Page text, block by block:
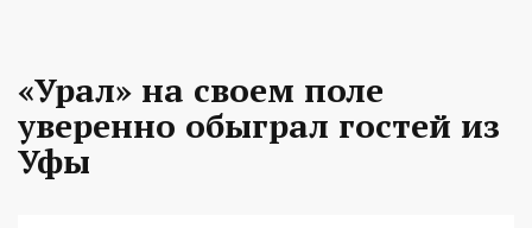
«Урал» на своем поле
уверенно обыграл гостей из
Уфы